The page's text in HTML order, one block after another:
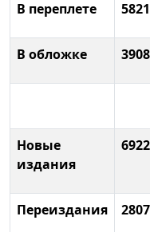
В переплете
В обложке
Новые
издания
Переиздания